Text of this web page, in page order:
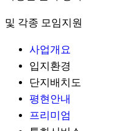
및 각종 모임지원
사업개요
입지환경
단지배치도
평현안내
프리미엄